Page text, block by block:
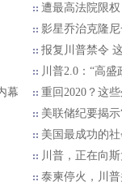
遭最高法院限
影星乔治克隆
报复川普禁令
川普2.0：“高盛
幕
重回2020？这
美联储纪要揭
美国最成功的
川普，正在向
泰柬停火，川